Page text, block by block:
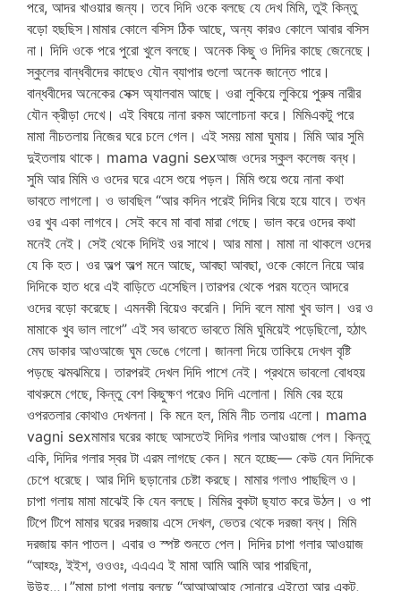
পরে, আদর খাওয়ার জন্য। তবে দিদি ওকে বলছে যে দেখ মিমি, তুই কিন্তু
বড়ো হছছিস।মামার কোলে বসিস ঠিক আছে, অন্য কারও কোলে আবার বসিস
না। দিদি ওকে পরে পুরো খুলে বলছে। অনেক কিছু ও দিদির কাছে জেনেছে।
স্কুলের বান্ধবীদের কাছেও যৌন ব্যাপার গুলো অনেক জান্তে পারে।
বান্ধবীদের অনেকের সেক্স অ্যালবাম আছে। ওরা লুকিয়ে লুকিয়ে পুরুষ নারীর
যৌন ক্রীড়া দেখে। এই বিষয়ে নানা রকম আলোচনা করে। মিমিএকটু পরে
মামা নীচতলায় নিজের ঘরে চলে গেল। এই সময় মামা ঘুমায়। মিমি আর সুমি
দুইতলায় থাকে। mama vagni sexআজ ওদের স্কুল কলেজ বন্ধ।
সুমি আর মিমি ও ওদের ঘরে এসে শুয়ে পড়ল। মিমি শুয়ে শুয়ে নানা কথা
ভাবতে লাগলো। ও ভাবছিল “আর কদিন পরেই দিদির বিয়ে হয়ে যাবে। তখন
ওর খুব একা লাগবে। সেই কবে মা বাবা মারা গেছে। ভাল করে ওদের কথা
মনেই নেই। সেই থেকে দিদিই ওর সাথে। আর মামা। মামা না থাকলে ওদের
যে কি হত। ওর অল্প অল্প মনে আছে, আবছা আবছা, ওকে কোলে নিয়ে আর
দিদিকে হাত ধরে এই বাড়িতে এসেছিল।তারপর থেকে পরম যত্নে আদরে
ওদের বড়ো করেছে। এমনকী বিয়েও করেনি। দিদি বলে মামা খুব ভাল। ওর ও
মামাকে খুব ভাল লাগে” এই সব ভাবতে ভাবতে মিমি ঘুমিয়েই পড়েছিলো, হঠাৎ
মেঘ ডাকার আওআজে ঘুম ভেঙে গেলো। জানলা দিয়ে তাকিয়ে দেখল বৃষ্টি
পড়ছে ঝমঝমিয়ে। তারপরই দেখল দিদি পাশে নেই। প্রথমে ভাবলো বোধহয়
বাথরুমে গেছে, কিন্তু বেশ কিছুক্ষণ পরেও দিদি এলোনা। মিমি বের হয়ে
ওপরতলার কোথাও দেখলনা। কি মনে হল, মিমি নীচ তলায় এলো। mama
vagni sexমামার ঘরের কাছে আসতেই দিদির গলার আওয়াজ পেল। কিন্তু
একি, দিদির গলার স্বর টা এরম লাগছে কেন। মনে হচ্ছে— কেউ যেন দিদিকে
চেপে ধরেছে। আর দিদি ছড়ানোর চেষ্টা করছে। মামার গলাও পাছছিল ও।
চাপা গলায় মামা মাঝেই কি যেন বলছে। মিমির বুকটা ছ্যাত করে উঠল। ও পা
টিপে টিপে মামার ঘরের দরজায় এসে দেখল, ভেতর থেকে দরজা বন্ধ। মিমি
দরজায় কান পাতল। এবার ও স্পষ্ট শুনতে পেল। দিদির চাপা গলার আওয়াজ
“আহ্হঃ, ইইশ, ওওওঃ, এএএএ ই মামা আমি আমি আর পারছিনা,
উউহ,,,।”মামা চাপা গলায় বলছে “আআআআহ সোনারে এইতো আর একটু,